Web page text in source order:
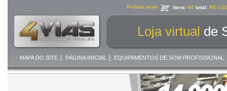
Pedido atual itens: 00 total: R$
Loja virtual de
MAPA DO SITE| PÁGINA INICIAL | EQUIPAMENTOS DE SOM PROFISSIONAL